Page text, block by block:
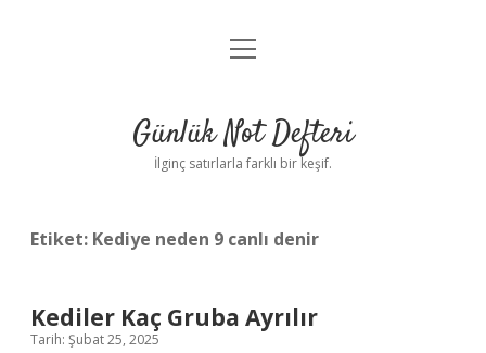
Anasayfa
Yasal Uyarı
menüyü
Günlük Not Defteri
İlginç satırlarla farklı bir keşif.
Etiket: Kediye neden 9 canlı denir
Kediler Kaç Gruba Ayrılır
Tarih: Şubat 25, 2025